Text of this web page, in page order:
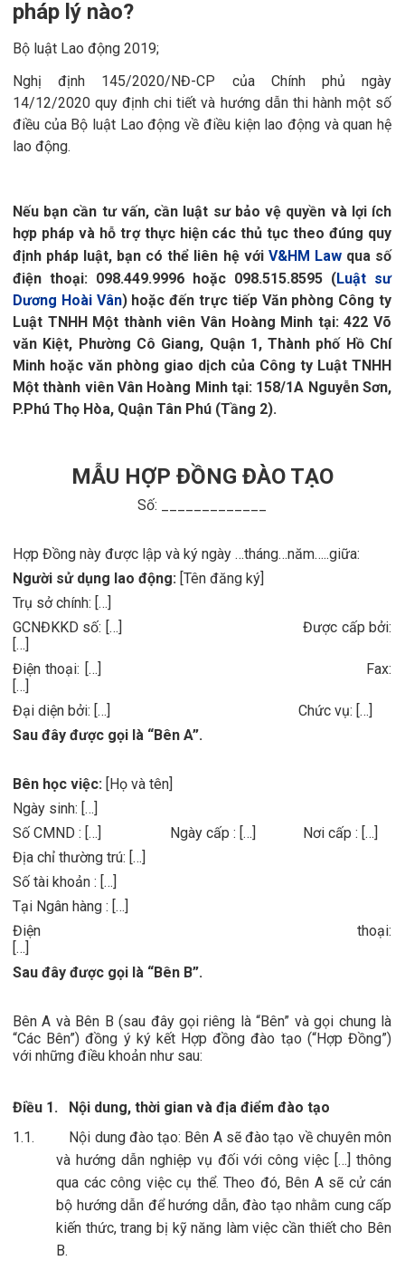
pháp lý nào?
Bộ luật Lao động 2019;
Nghị định 145/2020/NĐ-CP của Chính phủ ngày
14/12/2020 quy định chi tiết và hướng dẫn thi hành một số
điều của Bộ luật Lao động về điều kiện lao động và quan hệ
lao động.
Nếu bạn cần tư vấn, cần luật sư bảo vệ quyền và lợi ích
hợp pháp và hỗ trợ thực hiện các thủ tục theo đúng quy
định pháp luật, bạn có thể liên hệ với V&HM Law qua số
điện thoại: 098.449.9996 hoặc 098.515.8595 (Luật sư
Dương Hoài Vân) hoặc đến trực tiếp Văn phòng Công ty
Luật TNHH Một thành viên Vân Hoàng Minh tại: 422 Võ
văn Kiệt, Phường Cô Giang, Quận 1, Thành phố Hồ Chí
Minh hoặc văn phòng giao dịch của Công ty Luật TNHH
Một thành viên Vân Hoàng Minh tại: 158/1A Nguyễn Sơn,
P.Phú Thọ Hòa, Quận Tân Phú (Tầng 2).
MẪU HỢP ĐỒNG ĐÀO TẠO
Số: _____________
Hợp Đồng này được lập và ký ngày …tháng…năm…..giữa:
Người sử dụng lao động: [Tên đăng ký]
Trụ sở chính: […]
GCNĐKKD số: […]
Được cấp bởi:
[…]
Điện thoại: […]
Fax:
[…]
Đại diện bởi: […]
Chức vụ: […]
Sau đây được gọi là “Bên A”.
Bên học việc: [Họ và tên]
Ngày sinh: […]
Số CMND : […]
Ngày cấp : […]
Nơi cấp : […]
Địa chỉ thường trú: […]
Số tài khoản : […]
Tại Ngân hàng : […]
Điện thoại:
[…]
Sau đây được gọi là “Bên B”.
Bên A và Bên B (sau đây gọi riêng là “Bên” và gọi chung là
“Các Bên”) đồng ý ký kết Hợp đồng đào tạo (“Hợp Đồng”)
với những điều khoản như sau:
Điều 1.
Nội dung, thời gian và địa điểm đào tạo
1.1.
Nội dung đào tạo: Bên A sẽ đào tạo về chuyên môn
và hướng dẫn nghiệp vụ đối với công việc […] thông
qua các công việc cụ thể. Theo đó, Bên A sẽ cử cán
bộ hướng dẫn để hướng dẫn, đào tạo nhằm cung cấp
kiến thức, trang bị kỹ năng làm việc cần thiết cho Bên
B.